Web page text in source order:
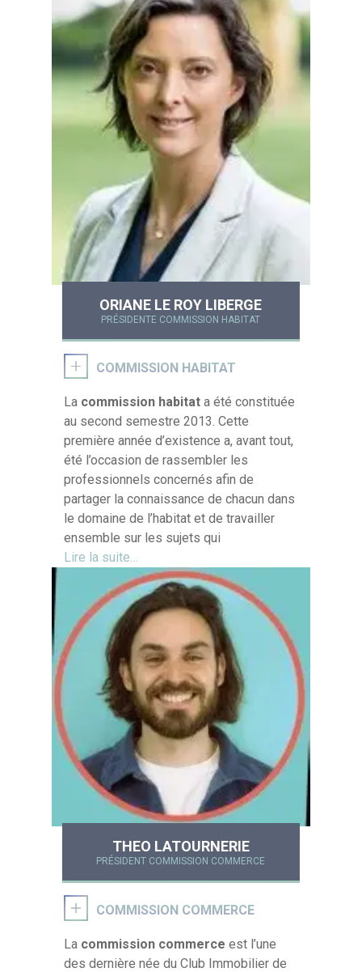
ORIANE LE ROY LIBERGE
PRÉSIDENTE COMMISSION HABITAT
COMMISSION HABITAT
La commission habitat a été constituée
au second semestre 2013. Cette
première année d’existence a, avant tout,
été l’occasion de rassembler les
professionnels concernés afin de
partager la connaissance de chacun dans
le domaine de l’habitat et de travailler
ensemble sur les sujets qui
Lire la suite…
THEO LATOURNERIE
PRÉSIDENT COMMISSION COMMERCE
COMMISSION COMMERCE
La commission commerce est l’une
des dernière née du Club Immobilier de